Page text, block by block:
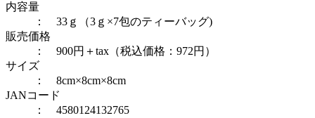
内容量
： 33ｇ（3ｇ×7包のティーバッグ)
販売価格
： 900円＋tax（税込価格：972円）
サイズ
： 8cm×8cm×8cm
JANコード
： 4580124132765